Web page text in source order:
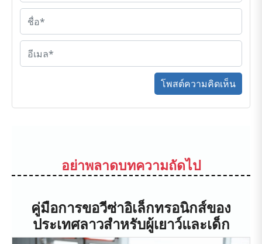
โพสต์ความคิดเห็น
อย่าพลาดบทความถัดไป
คู่มือการขอวีซ่าอิเล็กทรอนิกส์ของ
ประเทศลาวสำหรับผู้เยาว์และเด็ก